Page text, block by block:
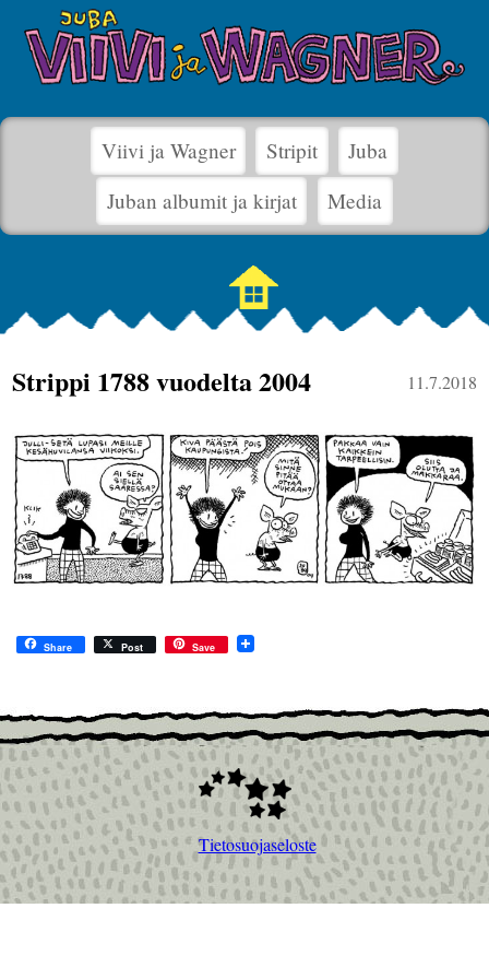
Viivi ja Wagner Stripit
Juba
Juban albumit ja kirjat
Media
11.7.2018
Strippi 1788 vuodelta 2004
Share Post Save
Tietosuojaseloste